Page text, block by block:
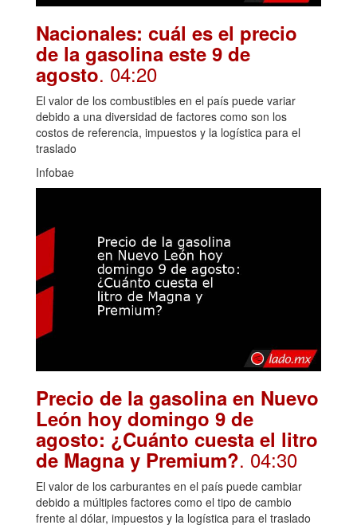
Nacionales: cuál es el precio
de la gasolina este 9 de
agosto. 04:20
El valor de los combustibles en el país puede variar
debido a una diversidad de factores como son los
costos de referencia, impuestos y la logística para el
traslado
Infobae
Precio de la gasolina en Nuevo
León hoy domingo 9 de
agosto: ¿Cuánto cuesta el litro
de Magna y Premium?. 04:30
El valor de los carburantes en el país puede cambiar
debido a múltiples factores como el tipo de cambio
frente al dólar, impuestos y la logística para el traslado